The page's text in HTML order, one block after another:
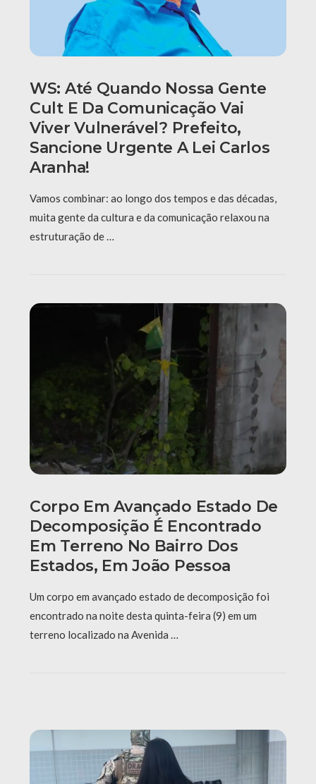
WS: Até Quando Nossa Gente
Cult E Da Comunicação Vai
Viver Vulnerável? Prefeito,
Sancione Urgente A Lei Carlos
Aranha!
Vamos combinar: ao longo dos tempos e das décadas,
muita gente da cultura e da comunicação relaxou na
estruturação de …
Corpo Em Avançado Estado De
Decomposição É Encontrado
Em Terreno No Bairro Dos
Estados, Em João Pessoa
Um corpo em avançado estado de decomposição foi
encontrado na noite desta quinta-feira (9) em um
terreno localizado na Avenida …